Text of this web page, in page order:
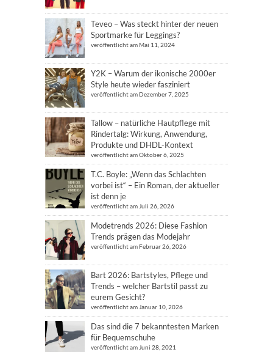
Teveo – Was steckt hinter der neuen
Sportmarke für Leggings?
veröffentlicht am Mai 11, 2024
Y2K – Warum der ikonische 2000er
Style heute wieder fasziniert
veröffentlicht am Dezember 7, 2025
Tallow – natürliche Hautpflege mit
Rindertalg: Wirkung, Anwendung,
Produkte und DHDL-Kontext
veröffentlicht am Oktober 6, 2025
T.C. Boyle: „Wenn das Schlachten
vorbei ist“ – Ein Roman, der aktueller
ist denn je
veröffentlicht am Juli 26, 2026
Modetrends 2026: Diese Fashion
Trends prägen das Modejahr
veröffentlicht am Februar 26, 2026
Bart 2026: Bartstyles, Pflege und
Trends – welcher Bartstil passt zu
eurem Gesicht?
veröffentlicht am Januar 10, 2026
Das sind die 7 bekanntesten Marken
für Bequemschuhe
veröffentlicht am Juni 28, 2021